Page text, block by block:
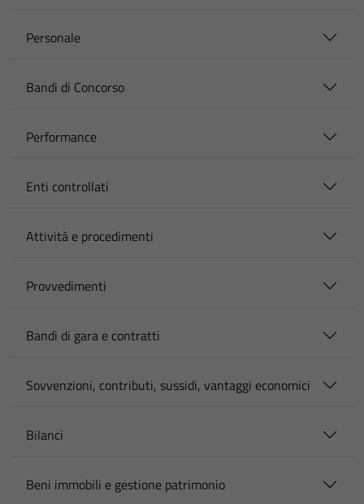
Personale
Bandi di Concorso
Performance
Enti controllati
Attività e procedimenti
Provvedimenti
Bandi di gara e contratti
Sovvenzioni, contributi, sussidi, vantaggi economici
Bilanci
Beni immobili e gestione patrimonio